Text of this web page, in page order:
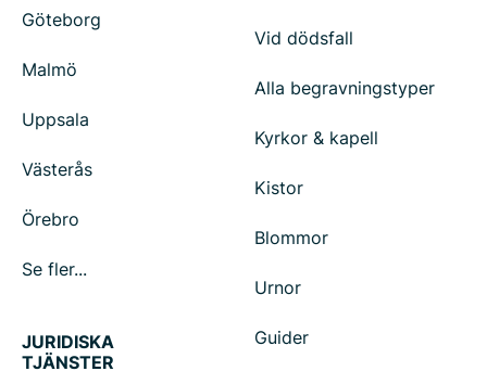
Göteborg
Malmö
Uppsala
Västerås
Örebro
Se fler...
Vid dödsfall
Alla begravningstyper
Kyrkor & kapell
Kistor
Blommor
Urnor
Guider
JURIDISKA
TJÄNSTER